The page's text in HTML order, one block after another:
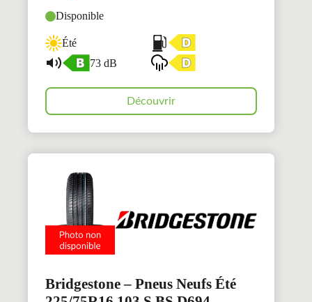
Disponible
Été
73 dB
Découvrir
Bridgestone – Pneus Neufs Été